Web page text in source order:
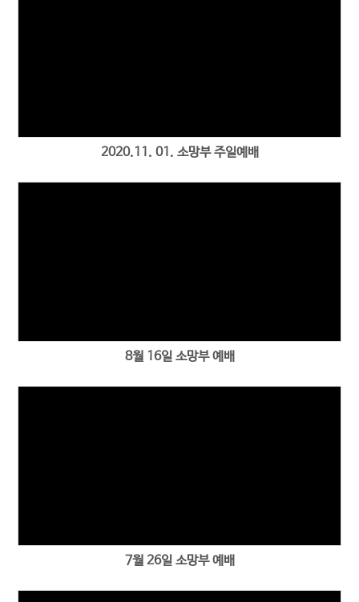
2020.11. 01. 소망부 주일예배
8월 16일 소망부 예배
7월 26일 소망부 예배